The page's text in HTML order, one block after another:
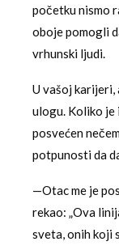
početku nismo
oboje pomogli
vrhunski ljudi.
U vašoj karijeri,
ulogu. Koliko
posvećen
potpunosti da
—Otac me je
rekao: „Ova
sveta, onih koji